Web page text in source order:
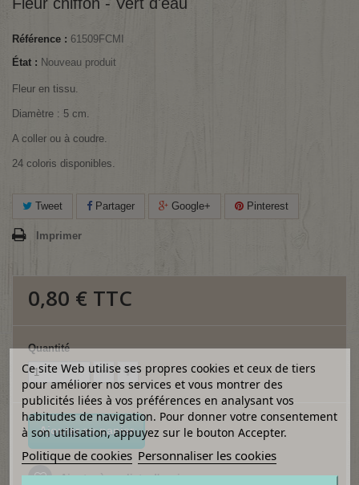
Référence : 61509FCMI
État : Nouveau produit
Fleur en tissu.
Diamètre : 5 cm.
A coller ou à coudre.
24 coloris disponibles.
Tweet Partager Google+ Pinterest
Imprimer
0,80 € TTC
Quantité
Ajouter au panier
Ajouter à ma liste d'envies
Ce site Web utilise ses propres cookies et ceux de tiers
pour améliorer nos services et vous montrer des
publicités liées à vos préférences en analysant vos
habitudes de navigation. Pour donner votre consentement
à son utilisation, appuyez sur le bouton Accepter.
Politique de cookies Personnaliser les cookies